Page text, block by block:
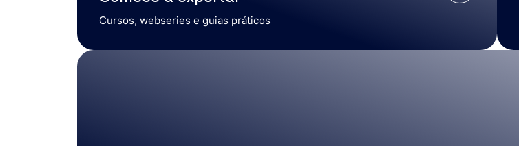
Cursos, webseries e guias práticos